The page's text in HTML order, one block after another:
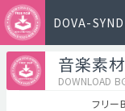
DOVA-
音楽素
DOWNLOAD
フリー